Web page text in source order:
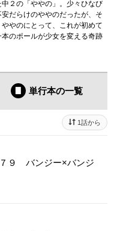
２の「ややの」。少々ひなび
だらけのややのだったが、そ
やのにとって、これが初めて
のポールが少女を変える奇跡
単行本の一覧
1話から
９ バンジー×バンジ